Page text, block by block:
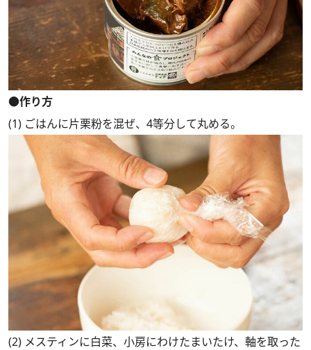
●作り方
(1) ごはんに片栗粉を混ぜ、4等分して丸める。
(2) メスティンに白菜、小房にわけたまいたけ、軸を取った